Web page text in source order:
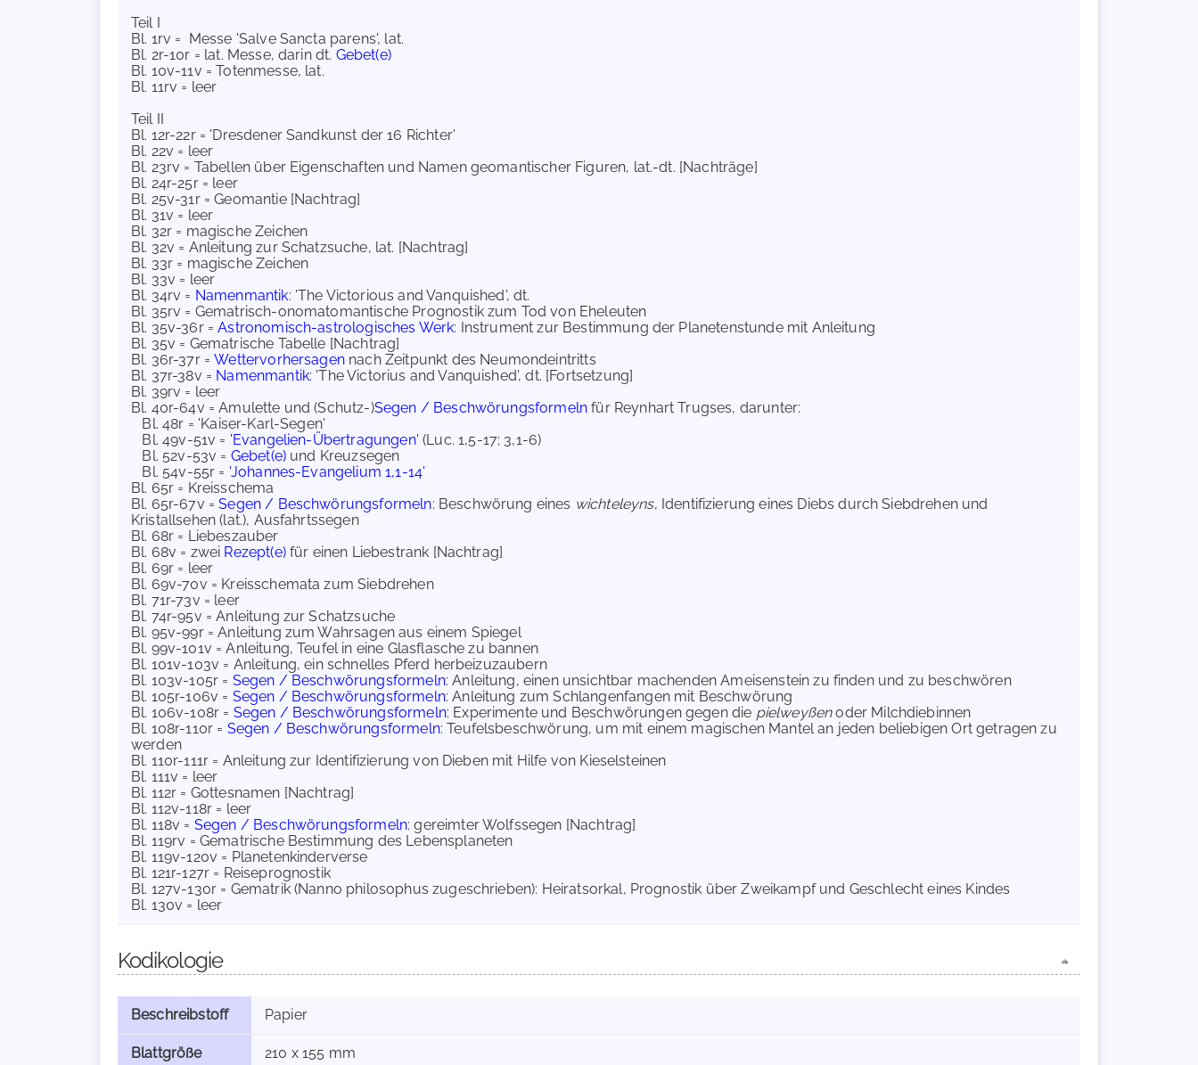
Teil I
Bl. 1rv = Messe 'Salve Sancta parens', lat.
Bl. 2r-10r = lat. Messe, darin dt. Gebet(e)
Bl. 10v-11v = Totenmesse, lat.
Bl. 11rv = leer
Teil II
Bl. 12r-22r = 'Dresdener Sandkunst der 16 Richter'
Bl. 22v = leer
Bl. 23rv = Tabellen über Eigenschaften und Namen geomantischer Figuren, lat.-dt. [Nachträge]
Bl. 24r-25r = leer
Bl. 25v-31r = Geomantie [Nachtrag]
Bl. 31v = leer
Bl. 32r = magische Zeichen
Bl. 32v = Anleitung zur Schatzsuche, lat. [Nachtrag]
Bl. 33r = magische Zeichen
Bl. 33v = leer
Bl. 34rv = Namenmantik: 'The Victorious and Vanquished', dt.
Bl. 35rv = Gematrisch-onomatomantische Prognostik zum Tod von Eheleuten
Bl. 35v-36r =Astronomisch-astrologisches Werk: Instrument zur Bestimmung der Planetenstunde mit Anleitung
Bl. 35v = Gematrische Tabelle [Nachtrag]
Bl. 36r-37r =Wettervorhersagennach Zeitpunkt des Neumondeintritts
Bl. 37r-38v = Namenmantik: 'The Victorius and Vanquished', dt. [Fortsetzung]
Bl. 39rv = leer
Bl. 40r-64v = Amulette und (Schutz-)Segen / Beschwörungsformeln für Reynhart Trugses, darunter:
Bl. 48r = 'Kaiser-Karl-Segen'
Bl. 49v-51v = 'Evangelien-Übertragungen' (Luc. 1,5-17; 3,1-6)
Bl. 52v-53v = Gebet(e) und Kreuzsegen
Bl. 54v-55r = 'Johannes-Evangelium 1,1-14'
Bl. 65r = Kreisschema
Bl. 65r-67v =Segen / Beschwörungsformeln: Beschwörung eines wichteleyns, Identifizierung eines Diebs durch Siebdrehen und
Kristallsehen (lat.), Ausfahrtssegen
Bl. 68r = Liebeszauber
Bl. 68v = zwei Rezept(e)für einen Liebestrank [Nachtrag]
Bl. 69r = leer
Bl. 69v-70v = Kreisschemata zum Siebdrehen
Bl. 71r-73v = leer
Bl. 74r-95v = Anleitung zur Schatzsuche
Bl. 95v-99r = Anleitung zum Wahrsagen aus einem Spiegel
Bl. 99v-101v = Anleitung, Teufel in eine Glasflasche zu bannen
Bl. 101v-103v = Anleitung, ein schnelles Pferd herbeizuzaubern
Bl. 103v-105r = Segen / Beschwörungsformeln: Anleitung, einen unsichtbar machenden Ameisenstein zu finden und zu beschwören
Bl. 105r-106v = Segen / Beschwörungsformeln: Anleitung zum Schlangenfangen mit Beschwörung
Bl. 106v-108r = Segen / Beschwörungsformeln: Experimente und Beschwörungen gegen die pielweyßenoder Milchdiebinnen
Bl. 108r-110r = Segen / Beschwörungsformeln: Teufelsbeschwörung, um mit einem magischen Mantel an jeden beliebigen Ort getragen zu
werden
Bl. 110r-111r = Anleitung zur Identifizierung von Dieben mit Hilfe von Kieselsteinen
Bl. 111v = leer
Bl. 112r = Gottesnamen [Nachtrag]
Bl. 112v-118r = leer
Bl. 118v = Segen / Beschwörungsformeln: gereimter Wolfssegen [Nachtrag]
Bl. 119rv = Gematrische Bestimmung des Lebensplaneten
Bl. 119v-120v = Planetenkinderverse
Bl. 121r-127r = Reiseprognostik
Bl. 127v-130r = Gematrik (Nanno philosophus zugeschrieben): Heiratsorkal, Prognostik über Zweikampf und Geschlecht eines Kindes
Bl. 130v = leer
Kodikologie
Beschreibstoff Papier
Blattgröße 210 x 155 mm